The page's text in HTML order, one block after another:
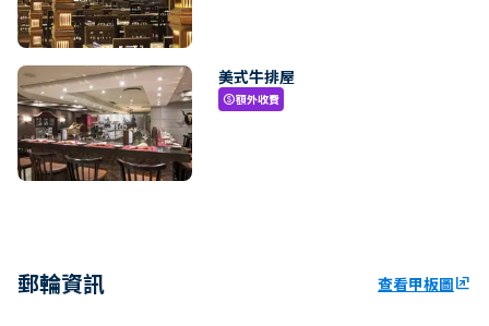
美式牛排屋
paid額外收費
郵輪資訊 查看甲板圖ungroup